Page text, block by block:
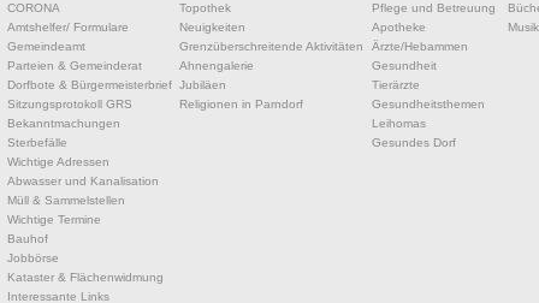
CORONA
Amtshelfer/ Formulare
Gemeindeamt
Parteien & Gemeinderat
Dorfbote & Bürgermeisterbrief
Sitzungsprotokoll GRS
Bekanntmachungen
Sterbefälle
Wichtige Adressen
Abwasser und Kanalisation
Müll & Sammelstellen
Wichtige Termine
Bauhof
Jobbörse
Kataster & Flächenwidmung
Interessante Links
Topothek
Neuigkeiten
Grenzüberschreitende Aktivitäten
Ahnengalerie
Jubiläen
Religionen in Parndorf
Pflege und Betreuung
Apotheke
Ärzte/Hebammen
Gesundheit
Tierärzte
Gesundheitsthemen
Leihomas
Gesundes Dorf